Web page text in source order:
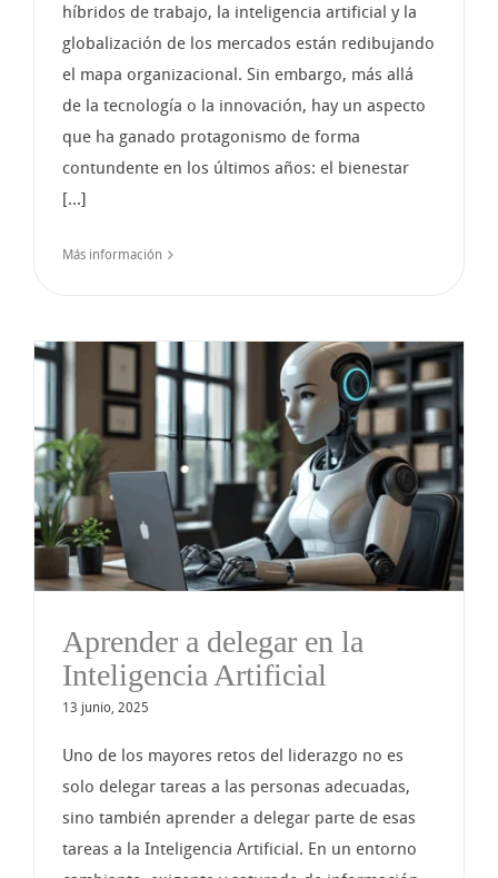
híbridos de trabajo, la inteligencia artificial y la
globalización de los mercados están redibujando
el mapa organizacional. Sin embargo, más allá
de la tecnología o la innovación, hay un aspecto
que ha ganado protagonismo de forma
contundente en los últimos años: el bienestar
[...]
Más información
Aprender a delegar en la
Inteligencia Artificial
13 junio, 2025
Uno de los mayores retos del liderazgo no es
solo delegar tareas a las personas adecuadas,
sino también aprender a delegar parte de esas
tareas a la Inteligencia Artificial. En un entorno